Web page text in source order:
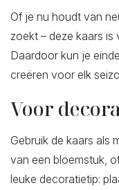
Of je nu houdt van
zoekt – deze kaars is
Daardoor kun je
creëren voor elk
Voor
Gebruik de kaars als
van een bloemstuk,
leuke decoratietip: